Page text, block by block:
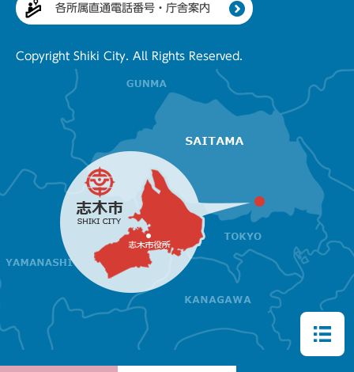
各所属直通電話番号・庁舎案内
Copyright Shiki City. All Rights Reserved.